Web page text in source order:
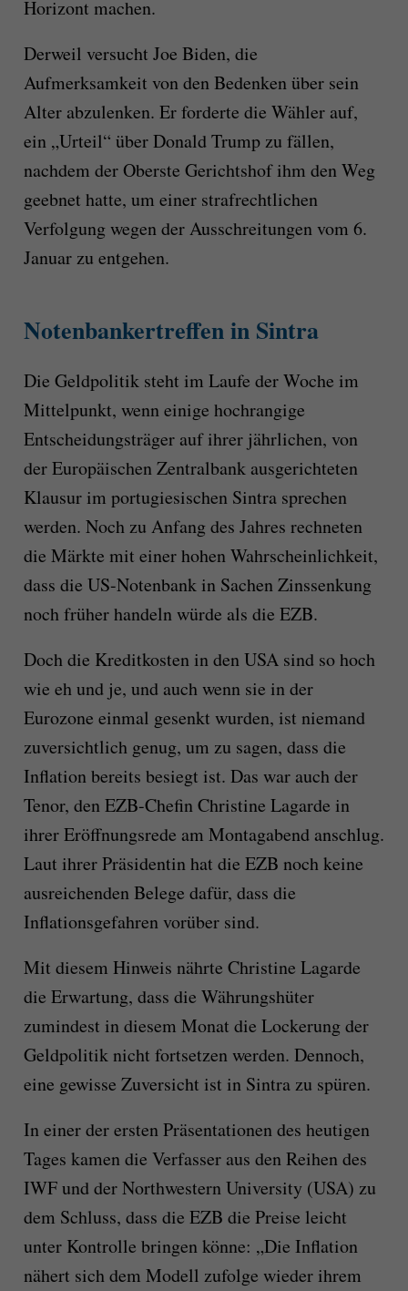
Horizont machen.
Derweil versucht Joe Biden, die
Aufmerksamkeit von den Bedenken über sein
Alter abzulenken. Er forderte die Wähler auf,
ein „Urteil“ über Donald Trump zu fällen,
nachdem der Oberste Gerichtshof ihm den Weg
geebnet hatte, um einer strafrechtlichen
Verfolgung wegen der Ausschreitungen vom 6.
Januar zu entgehen.
Notenbankertreffen in Sintra
Die Geldpolitik steht im Laufe der Woche im
Mittelpunkt, wenn einige hochrangige
Entscheidungsträger auf ihrer jährlichen, von
der Europäischen Zentralbank ausgerichteten
Klausur im portugiesischen Sintra sprechen
werden. Noch zu Anfang des Jahres rechneten
die Märkte mit einer hohen Wahrscheinlichkeit,
dass die US-Notenbank in Sachen Zinssenkung
noch früher handeln würde als die EZB.
Doch die Kreditkosten in den USA sind so hoch
wie eh und je, und auch wenn sie in der
Eurozone einmal gesenkt wurden, ist niemand
zuversichtlich genug, um zu sagen, dass die
Inflation bereits besiegt ist. Das war auch der
Tenor, den EZB-Chefin Christine Lagarde in
ihrer Eröffnungsrede am Montagabend anschlug.
Laut ihrer Präsidentin hat die EZB noch keine
ausreichenden Belege dafür, dass die
Inflationsgefahren vorüber sind.
Mit diesem Hinweis nährte Christine Lagarde
die Erwartung, dass die Währungshüter
zumindest in diesem Monat die Lockerung der
Geldpolitik nicht fortsetzen werden. Dennoch,
eine gewisse Zuversicht ist in Sintra zu spüren.
In einer der ersten Präsentationen des heutigen
Tages kamen die Verfasser aus den Reihen des
IWF und der Northwestern University (USA) zu
dem Schluss, dass die EZB die Preise leicht
unter Kontrolle bringen könne: „Die Inflation
nähert sich dem Modell zufolge wieder ihrem